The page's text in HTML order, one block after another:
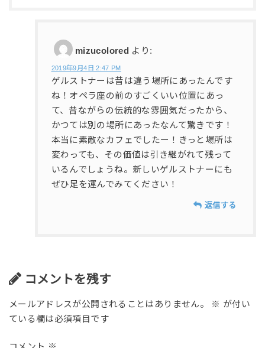
mizucolored より:
2019年9月4日 2:47 PM
ゲルストナーは昔は違う場所にあったんです
ね！オペラ座の前のすごくいい位置にあっ
て、昔ながらの伝統的な雰囲気だったから、
かつては別の場所にあったなんて驚きです！
本当に素敵なカフェでしたー！きっと場所は
変わっても、その価値は引き継がれて残って
いるんでしょうね。新しいゲルストナーにも
ぜひ足を運んでみてください！
返信する
コメントを残す
メールアドレスが公開されることはありません。 ※ が付い
ている欄は必須項目です